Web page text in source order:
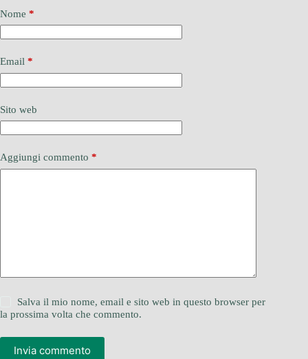
Nome *
Email *
Sito web
Aggiungi commento *
Salva il mio nome, email e sito web in questo browser per
la prossima volta che commento.
Invia commento